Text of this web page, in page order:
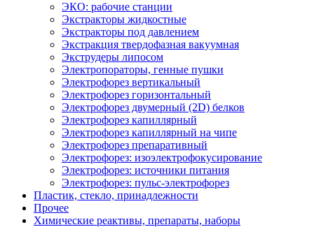
ЭКО: рабочие станции
Экстракторы жидкостные
Экстракторы под давлением
Экстракция твердофазная вакуумная
Экструдеры липосом
Электропораторы, генные пушки
Электрофорез вертикальный
Электрофорез горизонтальный
Электрофорез двумерный (2D) белков
Электрофорез капиллярный
Электрофорез капиллярный на чипе
Электрофорез препаративный
Электрофорез: изоэлектрофокусирование
Электрофорез: источники питания
Электрофорез: пульс-электрофорез
Пластик, стекло, принадлежности
Прочее
Химические реактивы, препараты, наборы